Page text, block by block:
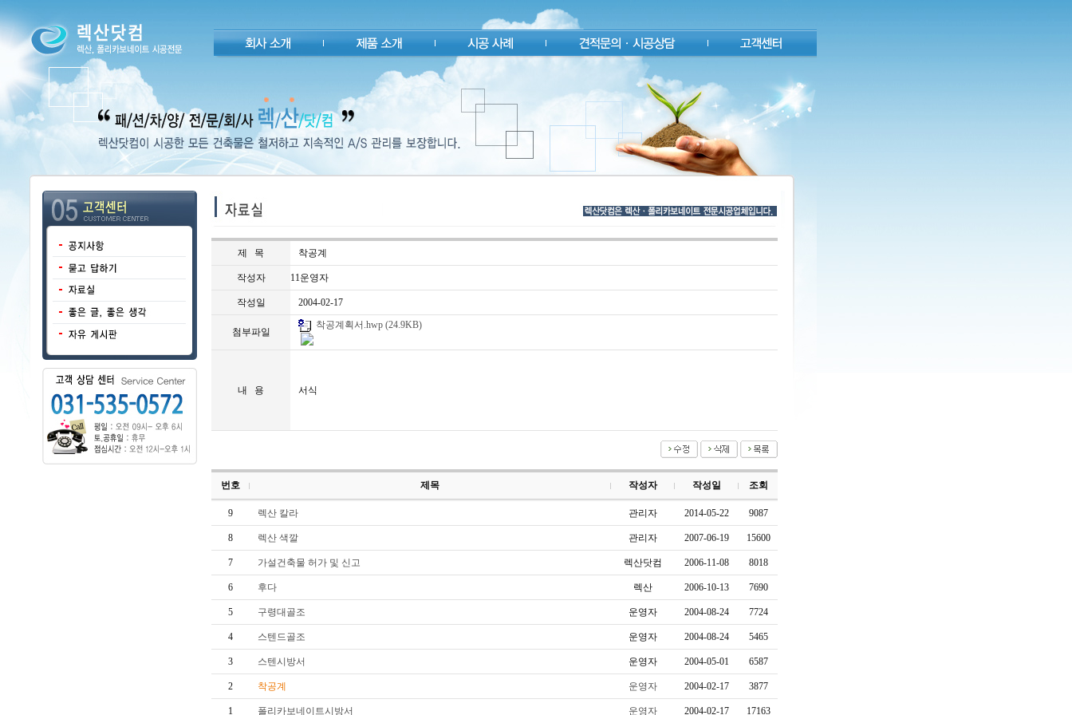
제 목 착공계
작성자 11운영자
작성일 2004-02-17
첨부파일
착공계획서.hwp (24.9KB)
내 용 서식
번호 제목 작성자 작성일 조회
9 렉산 칼라 관리자 2014-05-22 9087
8 렉산 색깔 관리자 2007-06-19 15600
7 가설건축물 허가 및 신고 렉산닷컴 2006-11-08 8018
6 후다 렉산 2006-10-13 7690
5 구령대골조 운영자 2004-08-24 7724
4 스텐드골조 운영자 2004-08-24 5465
3 스텐시방서 운영자 2004-05-01 6587
2 착공계 운영자 2004-02-17 3877
1 폴리카보네이트시방서 운영자 2004-02-17 17163